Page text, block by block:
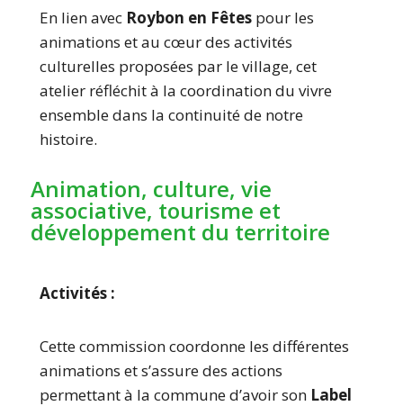
En lien avec Roybon en Fêtes pour les
animations et au cœur des activités
culturelles proposées par le village, cet
atelier réfléchit à la coordination du vivre
ensemble dans la continuité de notre
histoire.
Animation, culture, vie
associative, tourisme et
développement du territoire
Activités :
Cette commission coordonne les différentes
animations et s’assure des actions
permettant à la commune d’avoir son Label